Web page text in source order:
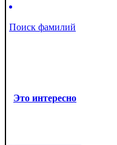
Поиск фамилий
Это интересно